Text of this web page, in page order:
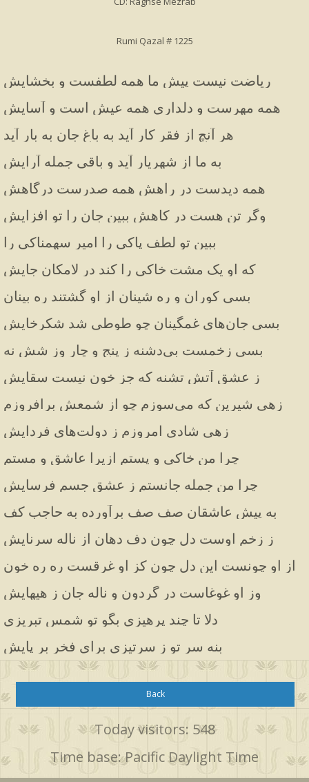
Rumi Qazal # 1225
ریاضت نیست پیش ما همه لطفست و بخشایش
همه مهرست و دلداری همه عیش است و آسایش
هر آنچ از فقر کار آید به باغ جان به بار آید
به ما از شهریار آید و باقی جمله آرایش
همه دیدست در راهش همه صدرست درگاهش
وگر تن هست در کاهش ببین جان را تو افزایش
ببین تو لطف پاکی را امیر سهمناکی را
که او یک مشت خاکی را کند در لامکان جایش
بسی کوران و ره شینان از او گشتند ره بینان
بسی جان‌های غمگینان چو طوطی شد شکرخایش
بسی زخمست بی‌دشنه ز پنج و چار وز شش نه
ز عشق آتش تشنه که جز خون نیست سقایش
زهی شیرین که می‌سوزم چو از شمعش برافروزم
زهی شادی امروزم ز دولت‌های فردایش
چرا من خاکی و پستم ازیرا عاشق و مستم
چرا من جمله جانستم ز عشق جسم فرسایش
به پیش عاشقان صف صف برآورده به حاجب کف
ز زخم اوست دل چون دف دهان از ناله سرنایش
از او چونست این دل چون کز او غرقست ره ره خون
وز او غوغاست در گردون و ناله جان ز هیهایش
دلا تا چند پرهیزی بگو تو شمس تبریزی
بنه سر تو ز سرتیزی برای فخر بر پایش
Back
Today visitors: 548
Time base: Pacific Daylight Time